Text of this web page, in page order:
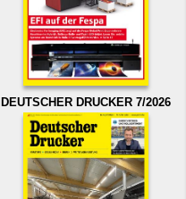
DEUTSCHER DRUCKER 7/2026